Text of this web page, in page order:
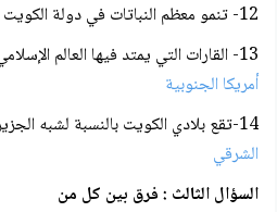
12- تنمو معظم النباتات في دولة الكويت في فصل
13- القارات التي يمتد فيها العالم الإسلامي
أمريكا الجنوبية
14-تقع بلادي الكويت بالنسبة لشبه الجزيرة العربية في جهة
الشرقي
السؤال الثالث : فرق بين كل من